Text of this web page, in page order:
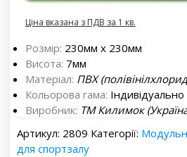
Ціна вказана з ПДВ за 1 кв.
Розмір: 230мм х 230мм
Висота: 7мм
Матеріал: ПВХ
Кольорова гама: Індивідуально
Виробник: ТМ Килимок
Артикул: 2809 Категорії:
для спортзалу